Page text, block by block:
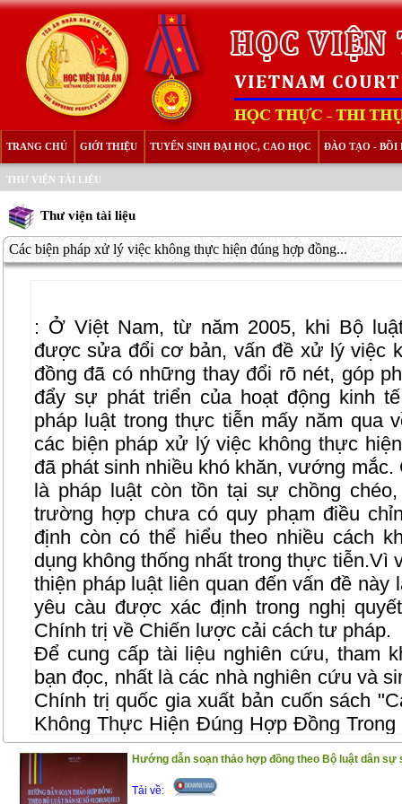
TRANG CHỦ GIỚI THIỆU TUYỂN SINH ĐẠI HỌC, CAO HỌC ĐÀO TẠO - BỒI
THƯ VIỆN TÀI LIỆU
Thư viện tài liệu
Các biện pháp xử lý việc không thực hiện đúng hợp đồng...
: Ở Việt Nam, từ năm 2005, khi Bộ
được sửa đổi cơ bản, vấn đề xử lý việc
đồng đã có những thay đổi rõ nét, góp
đẩy sự phát triển của hoạt động kinh
pháp luật trong thực tiễn mấy năm qua
các biện pháp xử lý việc không thực
đã phát sinh nhiều khó khăn, vướng mắc.
là pháp luật còn tồn tại sự chồng
trường hợp chưa có quy phạm điều
định còn có thể hiểu theo nhiều cách
dụng không thống nhất trong thực tiễn.Vì
thiện pháp luật liên quan đến vấn đề này
yêu càu được xác định trong nghị
Chính trị về Chiến lược cải cách tư pháp.
Để cung cấp tài liệu nghiên cứu, tham
bạn đọc, nhất là các nhà nghiên cứu và
Chính trị quốc gia xuất bản cuốn sách "
Không Thực Hiện Đúng Hợp Đồng Trong
TS. Đỗ Văn Đại. Nội dung của cuốn
từ kết quả nghiên cứu của đề tài khoa
cuốn sách được trình bày một cách có
Hướng dẫn soạn thảo hợp đồng theo Bộ luật dân sự
Tải về: